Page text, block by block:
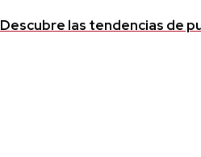
Descubre las tendencias de